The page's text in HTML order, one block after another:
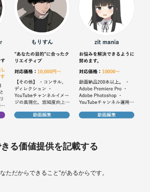
る価値提供を記載する
ただからできること"があるからです。